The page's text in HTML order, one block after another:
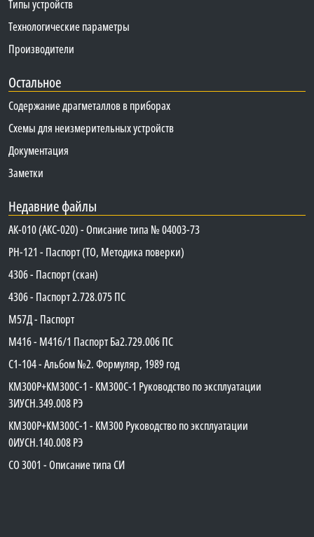
Типы устройств
Технологические параметры
Производители
Остальное
Содержание драгметаллов в приборах
Схемы для неизмерительных устройств
Документация
Заметки
Недавние файлы
АК-010 (АКС-020) - Описание типа № 04003-73
PH-121 - Паспорт (ТО, Методика поверки)
4306 - Паспорт (скан)
4306 - Паспорт 2.728.075 ПС
М57Д - Паспорт
М416 - М416/1 Паспорт Ба2.729.006 ПС
C1-104 - Альбом №2. Формуляр, 1989 год
КМ300Р+КМ300С-1 - КМ300C-1 Руководство по эксплуатации
3ИУСН.349.008 РЭ
КМ300Р+КМ300С-1 - КМ300 Руководство по эксплуатации
0ИУСН.140.008 РЭ
СО 3001 - Описание типа СИ